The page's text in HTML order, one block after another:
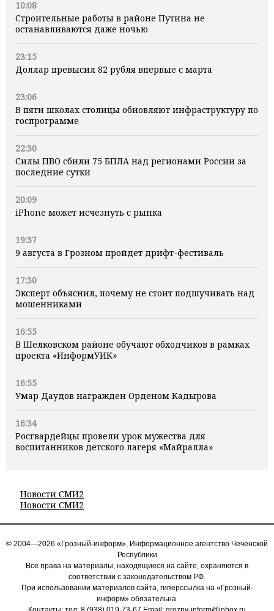
10:08
Строительные работы в районе Путина не
останавливаются даже ночью
23:15
Доллар превысил 82 рубля впервые с марта
23:06
В пяти школах столицы обновляют инфраструктуру по
госпрограмме
22:30
Силы ПВО сбили 75 БПЛА над регионами России за
последние сутки
20:09
iPhone может исчезнуть с рынка
19:37
9 августа в Грозном пройдет дрифт-фестиваль
17:30
Эксперт объяснил, почему не стоит подшучивать над
мошенниками
16:55
В Шелковском районе обучают обходчиков в рамках
проекта «ИнформУИК»
16:55
Умар Даудов награжден Орденом Кадырова
16:34
Росгвардейцы провели урок мужества для
воспитанников детского лагеря «Майралла»
Новости СМИ2
Новости СМИ2
© 2004—2026 «Грозный-информ», Информационное агентство Чеченской
Республики
Все права на материалы, находящиеся на сайте, охраняются в
соответствии с законодательством РФ.
При использовании материалов сайта, гиперссылка на «Грозный-
информ» обязательна.